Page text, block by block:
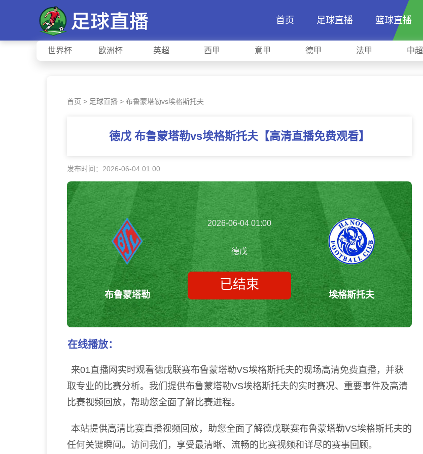
首页 足球直播 篮球直播
世界杯 欧洲杯 英超 西甲 意甲 德甲 法甲 中超
首页 > 足球直播 > 布鲁蒙塔勒vs埃格斯托夫
德戊 布鲁蒙塔勒vs埃格斯托夫【高清直播免费观看】
发布时间：2026-06-04 01:00
布鲁蒙塔勒
2026-06-04 01:00
德戊
已结束
埃格斯托夫
在线播放：
来01直播网实时观看德戊联赛布鲁蒙塔勒VS埃格斯托夫的现场高清免费直播，并获
取专业的比赛分析。我们提供布鲁蒙塔勒VS埃格斯托夫的实时赛况、重要事件及高清
比赛视频回放，帮助您全面了解比赛进程。
本站提供高清比赛直播视频回放，助您全面了解德戊联赛布鲁蒙塔勒VS埃格斯托夫的
任何关键瞬间。访问我们，享受最清晰、流畅的比赛视频和详尽的赛事回顾。